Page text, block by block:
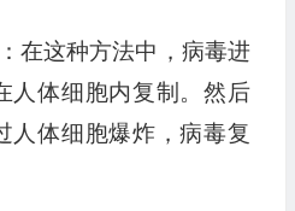
在这种方法中，病毒进
人体细胞内复制。然后
人体细胞爆炸，病毒复